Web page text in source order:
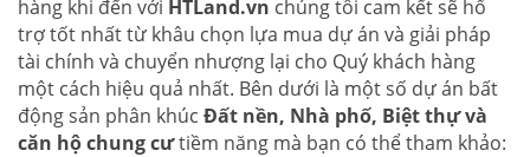
hàng khi đến với HTLand.vn chúng tôi cam kết sẽ hổ
trợ tốt nhất từ khâu chọn lựa mua dự án và giải pháp
tài chính và chuyển nhượng lại cho Quý khách hàng
một cách hiệu quả nhất. Bên dưới là một số dự án bất
động sản phân khúc Đất nền, Nhà phố, Biệt thự và
căn hộ chung cưtiềm năng mà bạn có thể tham khảo: